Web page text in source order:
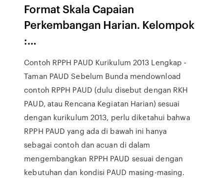
Format Skala Capaian
Perkembangan Harian. Kelompok
:…
Contoh RPPH PAUD Kurikulum 2013 Lengkap -
Taman PAUD Sebelum Bunda mendownload
contoh RPPH PAUD (dulu disebut dengan RKH
PAUD, atau Rencana Kegiatan Harian) sesuai
dengan kurikulum 2013, perlu diketahui bahwa
RPPH PAUD yang ada di bawah ini hanya
sebagai contoh dan acuan di dalam
mengembangkan RPPH PAUD sesuai dengan
kebutuhan dan kondisi PAUD masing-masing.